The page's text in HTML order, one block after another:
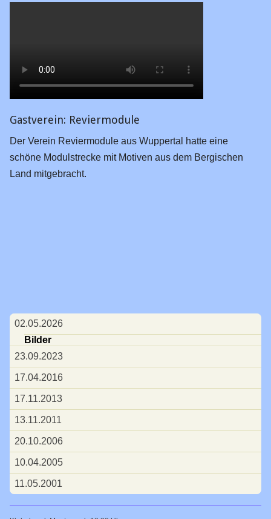
Gastverein: Reviermodule
Der Verein Reviermodule aus Wuppertal hatte eine
schöne Modulstrecke mit Motiven aus dem Bergischen
Land mitgebracht.
Navigation
überspringen
02.05.2026
Bilder
23.09.2023
17.04.2016
17.11.2013
13.11.2011
20.10.2006
10.04.2005
11.05.2001